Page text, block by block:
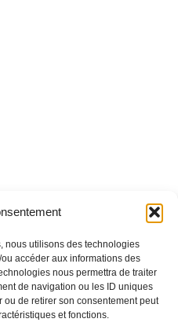
nous utilisons des technologies
accéder aux informations des
nous permettra de traiter
de navigation ou les ID uniques
ou de retirer son consentement peut
et fonctions.
votre entreprise ?